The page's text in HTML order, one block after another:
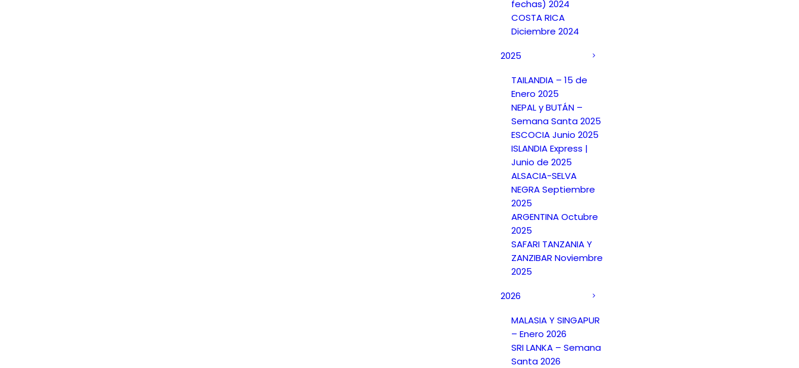
fechas) 2024
COSTA RICA
Diciembre 2024
2025
TAILANDIA – 15 de
Enero 2025
NEPAL y BUTÁN –
Semana Santa 2025
ESCOCIA Junio 2025
ISLANDIA Express |
Junio de 2025
ALSACIA-SELVA
NEGRA Septiembre
2025
ARGENTINA Octubre
2025
SAFARI TANZANIA Y
ZANZIBAR Noviembre
2025
2026
MALASIA Y SINGAPUR
– Enero 2026
SRI LANKA – Semana
Santa 2026